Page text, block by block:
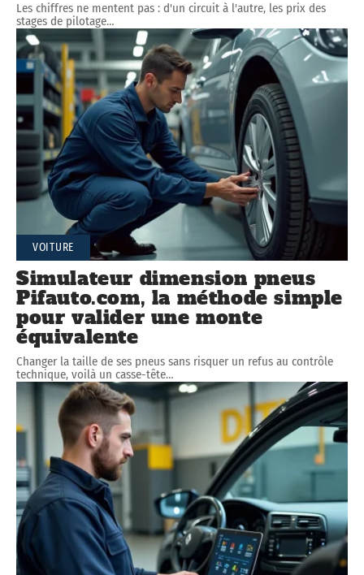
Les chiffres ne mentent pas : d'un circuit à l'autre, les prix des
stages de pilotage…
VOITURE
Simulateur dimension pneus
Pifauto.com, la méthode simple
pour valider une monte
équivalente
Changer la taille de ses pneus sans risquer un refus au contrôle
technique, voilà un casse-tête…